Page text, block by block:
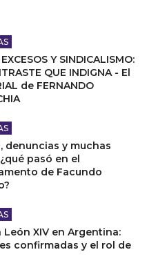
Y SINDICALISMO:
QUE INDIGNA - El
de FERNANDO
denuncias y muchas
pasó en el
de Facundo
León XIV en Argentina:
confirmadas y el rol de